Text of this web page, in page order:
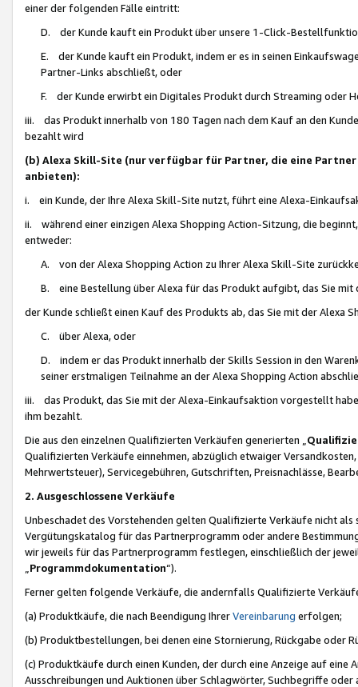
einer der folgenden Fälle eintritt:
D. der Kunde kauft ein Produkt über unsere 1-Click-
E. der Kunde kauft ein Produkt, indem er es in seinen
Partner-Links abschließt, oder
F. der Kunde erwirbt ein Digitales Produkt durch Streaming oder
iii. das Produkt innerhalb von 180 Tagen nach dem Kauf an den
bezahlt wird
(b) Alexa Skill-Site (nur verfügbar für Partner, die eine
anbieten):
i. ein Kunde, der Ihre Alexa Skill-Site nutzt, führt eine Alexa-
ii. während einer einzigen Alexa Shopping Action-Sitzung, die
entweder:
A. von der Alexa Shopping Action zu Ihrer Alexa Skill-Site
B. eine Bestellung über Alexa für das Produkt aufgibt, das Sie mit
der Kunde schließt einen Kauf des Produkts ab, das Sie mit der Alexa
C. über Alexa, oder
D. indem er das Produkt innerhalb der Skills Session in den
seiner erstmaligen Teilnahme an der Alexa Shopping Action
iii. das Produkt, das Sie mit der Alexa-Einkaufsaktion vorgestellt
ihm bezahlt.
Die aus den einzelnen Qualifizierten Verkäufen generierten „
Qualifizierten Verkäufe einnehmen, abzüglich etwaiger
Mehrwertsteuer), Servicegebühren, Gutschriften, Preisnachlässe,
2. Ausgeschlossene Verkäufe
Unbeschadet des Vorstehenden gelten Qualifizierte Verkäufe nicht
Vergütungskatalog für das Partnerprogramm oder andere
wir jeweils für das Partnerprogramm festlegen, einschließlich der
Programmdokumentation“).
Ferner gelten folgende Verkäufe, die andernfalls Qualifizierte
(a) Produktkäufe, die nach Beendigung IhrerVereinbarung erfolgen;
(b) Produktbestellungen, bei denen eine Stornierung, Rückgabe oder
(c) Produktkäufe durch einen Kunden, der durch eine Anzeige auf
Ausschreibungen und Auktionen über Schlagwörter, Suchbegriffe